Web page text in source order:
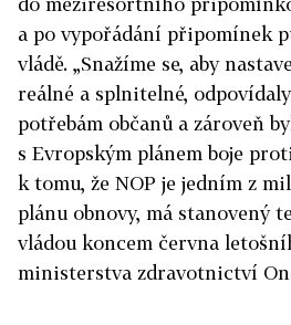
a po vypořádání připomínek
vládě. „Snažíme se, aby
reálné a splnitelné,
potřebám občanů a zároveň
s Evropským plánem boje
k tomu, že NOP je jedním z
plánu obnovy, má stanovený
vládou koncem června
ministerstva zdravotnictví